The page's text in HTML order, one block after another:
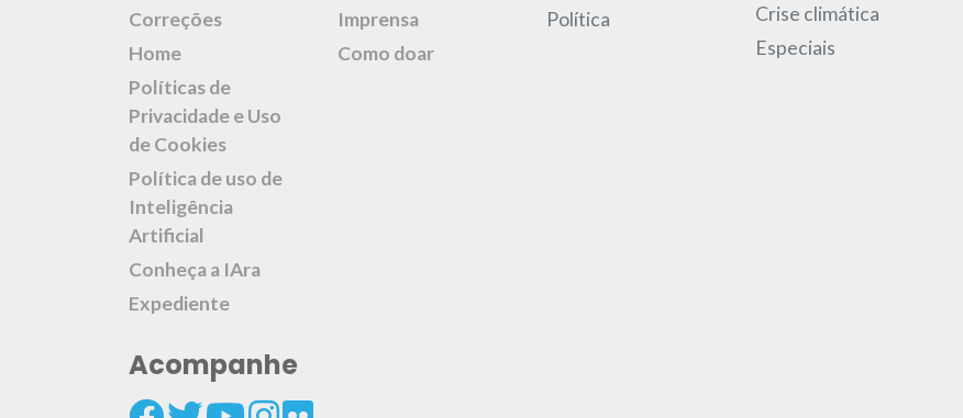
Correções
Home
Políticas de
Privacidade e Uso
de Cookies
Política de uso de
Inteligência
Artificial
Conheça a IAra
Expediente
Imprensa
Como doar
Acompanhe
Política
Crise climática
Especiais